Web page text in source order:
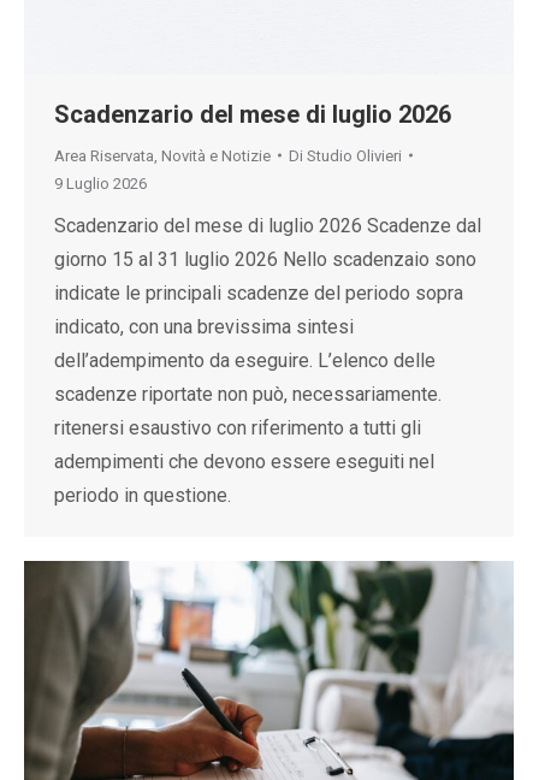
Scadenzario del mese di luglio 2026
Area Riservata Novità e Notizie Di Studio Olivieri
9 Luglio 2026
Scadenzario del mese di luglio 2026 Scadenze dal
giorno 15 al 31 luglio 2026 Nello scadenzaio sono
indicate le principali scadenze del periodo sopra
indicato, con una brevissima sintesi
dell’adempimento da eseguire. L’elenco delle
scadenze riportate non può, necessariamente.
ritenersi esaustivo con riferimento a tutti gli
adempimenti che devono essere eseguiti nel
periodo in questione.